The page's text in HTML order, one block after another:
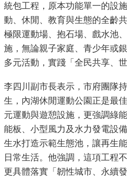
政
府
資
訊
公
開
重
點
業
務
廉
統包工程，原本功能單一的設
動、休閒、教育與生態的全齡
極限運動場、抱石場、戲水池
施，無論親子家庭、青少年或
多元活動，實踐「全民共享、
李四川副市長表示，市府團隊
生，內湖休閒運動公園正是最
元運動與遊憩設施，更強調綠
能板、小型風力及水力發電設
生水打造示範生態池，讓再生
日常生活。他強調，這項工程
更具體落實「韌性城市、永續